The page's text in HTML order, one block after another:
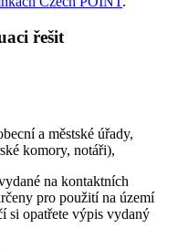
řešit
a městské úřady,
komory, notáři),
na kontaktních
pro použití na území
si opatřete výpis vydaný